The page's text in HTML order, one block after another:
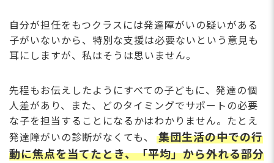
⾃分が担任をもつクラスには発達障がいの疑いがある
⼦がいないから、特別な⽀援は必要ないという意⾒も
⽿にしますが、私はそうは思いません。
先程もお伝えしたようにすべての⼦どもに、発達の個
⼈差があり、また、どのタイミングでサポートの必要
な⼦を担当することになるかはわかりません。たとえ
発達障がいの診断がなくても、
集団⽣活の中での⾏
動に焦点を当てたとき、「平均」から外れる部分